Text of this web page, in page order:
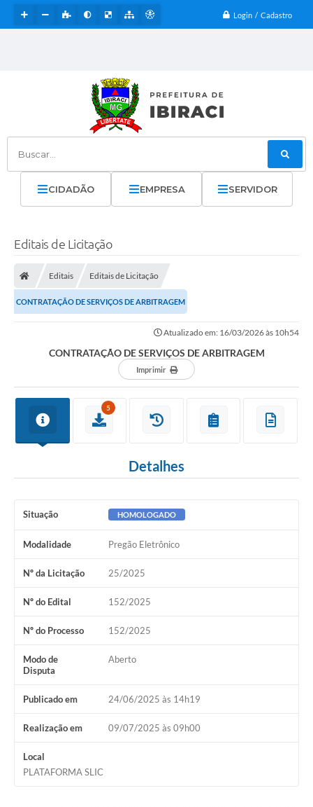
Login / Cadastro
Buscar...
CIDADÃO EMPRESA SERVIDOR
Editais de Licitação
Editais Editais de Licitação
CONTRATAÇÃO DE SERVIÇOS DE ARBITRAGEM
Atualizado em: 16/03/2026 às 10h54
CONTRATAÇÃO DE SERVIÇOS DE ARBITRAGEM
Imprimir
5
Detalhes
Situação HOMOLOGADO
Modalidade Pregão Eletrônico
Nº da Licitação 25/2025
Nº do Edital 152/2025
Nº do Processo 152/2025
Modo de
Disputa
Aberto
Publicado em 24/06/2025 às 14h19
Realização em 09/07/2025 às 09h00
Local
PLATAFORMA SLIC